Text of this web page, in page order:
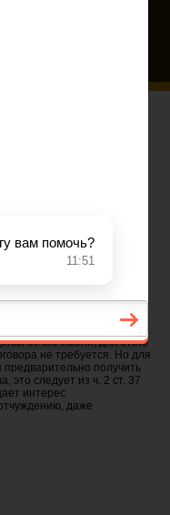
а опекуном
к себе домой, чтобы было
в аренду. Поскольку
предложил оформить
проблем. Необходимо
или можно прийти
то в соответствии
от его имени, для этого
не требуется. Но для
предварительно получить
это следует из ч. 2 ст. 37
интерес
даже